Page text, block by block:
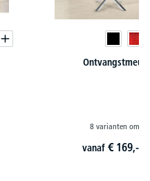
8 varianten om
vanaf € 169,-